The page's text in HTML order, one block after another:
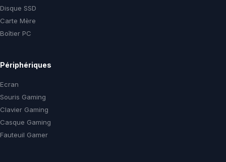
Disque SSD
Carte Mère
Boîtier PC
Périphériques
Ecran
Souris Gaming
Clavier Gaming
Casque Gaming
Fauteuil Gamer